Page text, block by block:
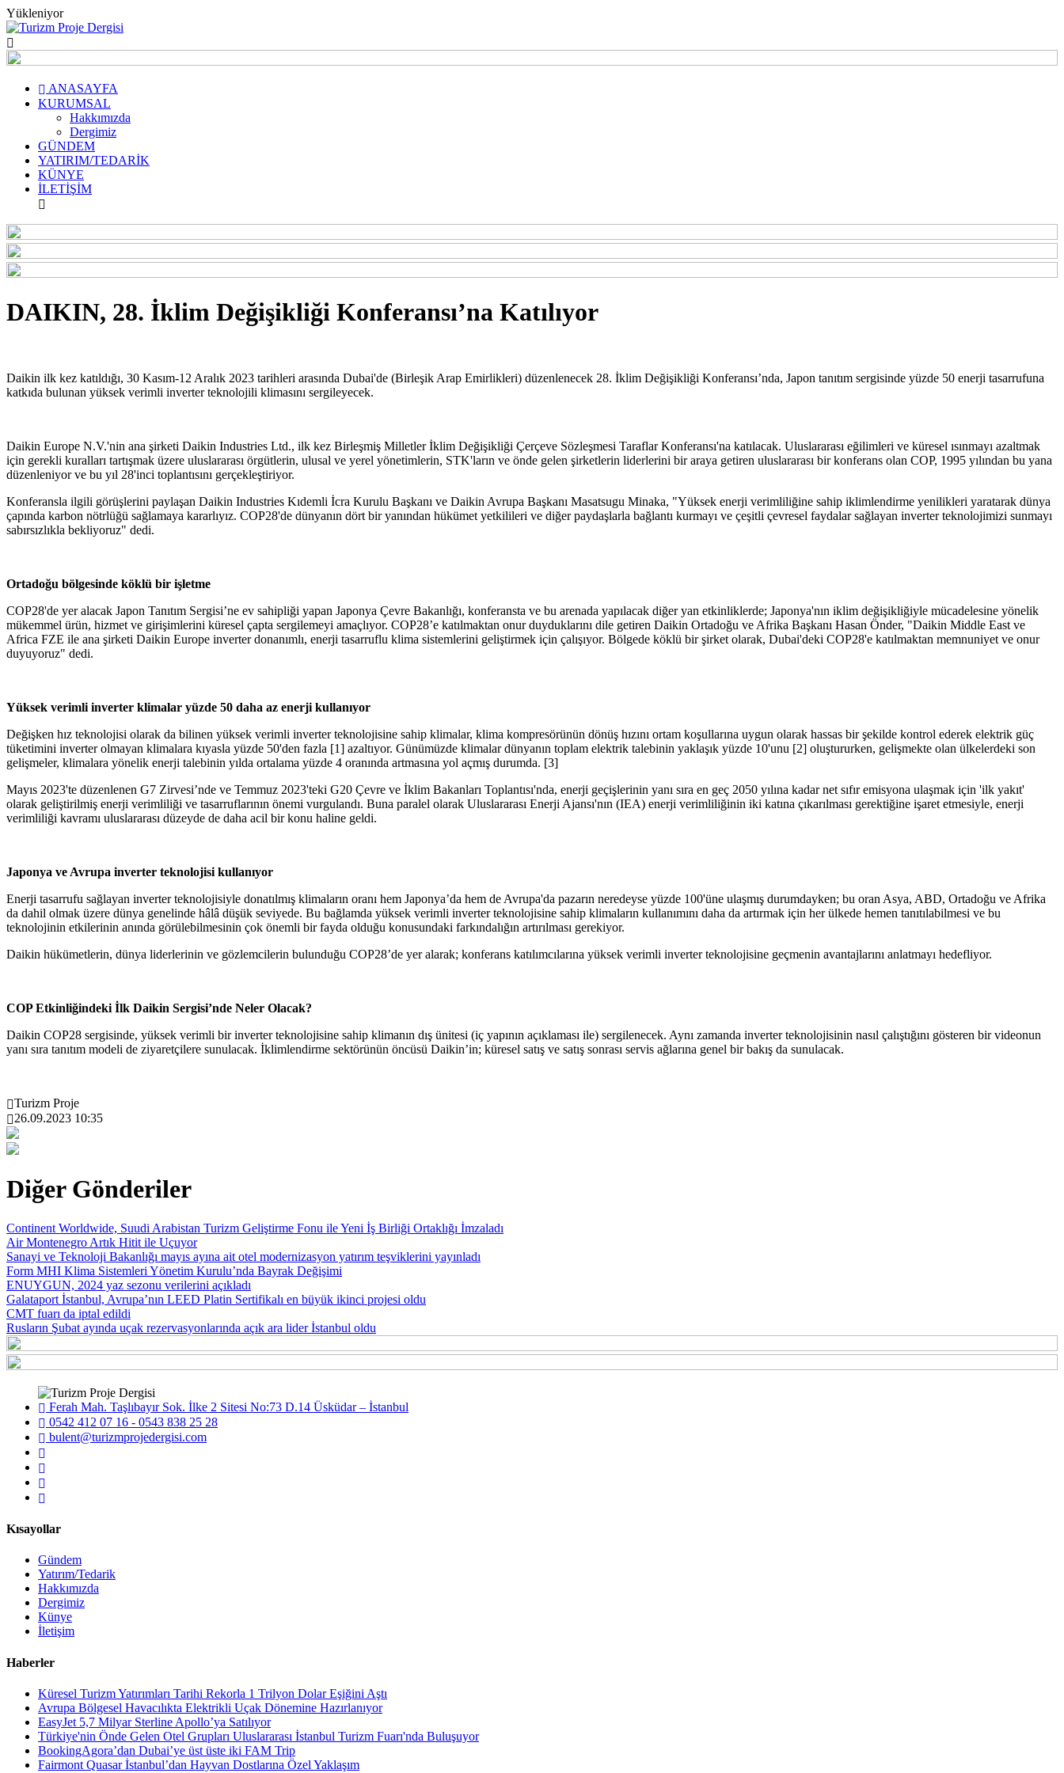
Yükleniyor
ANASAYFA
KURUMSAL
Hakkımızda
Dergimiz
GÜNDEM
YATIRIM/TEDARİK
KÜNYE
İLETİŞİM
DAIKIN, 28. İklim Değişikliği Konferansı’na Katılıyor
Daikin ilk kez katıldığı, 30 Kasım-12 Aralık 2023 tarihleri arasında Dubai'de (Birleşik Arap Emirlikleri) düzenlenecek 28. İklim Değişikliği Konferansı’nda, Japon tanıtım sergisinde yüzde 50 enerji tasarrufuna
katkıda bulunan yüksek verimli inverter teknolojili klimasını sergileyecek.
Daikin Europe N.V.'nin ana şirketi Daikin Industries Ltd., ilk kez Birleşmiş Milletler İklim Değişikliği Çerçeve Sözleşmesi Taraflar Konferansı'na katılacak. Uluslararası eğilimleri ve küresel ısınmayı azaltmak
için gerekli kuralları tartışmak üzere uluslararası örgütlerin, ulusal ve yerel yönetimlerin, STK'ların ve önde gelen şirketlerin liderlerini bir araya getiren uluslararası bir konferans olan COP, 1995 yılından bu yana
düzenleniyor ve bu yıl 28'inci toplantısını gerçekleştiriyor.
Konferansla ilgili görüşlerini paylaşan Daikin Industries Kıdemli İcra Kurulu Başkanı ve Daikin Avrupa Başkanı Masatsugu Minaka, "Yüksek enerji verimliliğine sahip iklimlendirme yenilikleri yaratarak dünya
çapında karbon nötrlüğü sağlamaya kararlıyız. COP28'de dünyanın dört bir yanından hükümet yetkilileri ve diğer paydaşlarla bağlantı kurmayı ve çeşitli çevresel faydalar sağlayan inverter teknolojimizi sunmayı
sabırsızlıkla bekliyoruz" dedi.
Ortadoğu bölgesinde köklü bir işletme
COP28'de yer alacak Japon Tanıtım Sergisi’ne ev sahipliği yapan Japonya Çevre Bakanlığı, konferansta ve bu arenada yapılacak diğer yan etkinliklerde; Japonya'nın iklim değişikliğiyle mücadelesine yönelik
mükemmel ürün, hizmet ve girişimlerini küresel çapta sergilemeyi amaçlıyor. COP28’e katılmaktan onur duyduklarını dile getiren Daikin Ortadoğu ve Afrika Başkanı Hasan Önder, "Daikin Middle East ve
Africa FZE ile ana şirketi Daikin Europe inverter donanımlı, enerji tasarruflu klima sistemlerini geliştirmek için çalışıyor. Bölgede köklü bir şirket olarak, Dubai'deki COP28'e katılmaktan memnuniyet ve onur
duyuyoruz" dedi.
Yüksek verimli inverter klimalar yüzde 50 daha az enerji kullanıyor
Değişken hız teknolojisi olarak da bilinen yüksek verimli inverter teknolojisine sahip klimalar, klima kompresörünün dönüş hızını ortam koşullarına uygun olarak hassas bir şekilde kontrol ederek elektrik güç
tüketimini inverter olmayan klimalara kıyasla yüzde 50'den fazla [1] azaltıyor. Günümüzde klimalar dünyanın toplam elektrik talebinin yaklaşık yüzde 10'unu [2] oluştururken, gelişmekte olan ülkelerdeki son
gelişmeler, klimalara yönelik enerji talebinin yılda ortalama yüzde 4 oranında artmasına yol açmış durumda. [3]
Mayıs 2023'te düzenlenen G7 Zirvesi’nde ve Temmuz 2023'teki G20 Çevre ve İklim Bakanları Toplantısı'nda, enerji geçişlerinin yanı sıra en geç 2050 yılına kadar net sıfır emisyona ulaşmak için 'ilk yakıt'
olarak geliştirilmiş enerji verimliliği ve tasarruflarının önemi vurgulandı. Buna paralel olarak Uluslararası Enerji Ajansı'nın (IEA) enerji verimliliğinin iki katına çıkarılması gerektiğine işaret etmesiyle, enerji
verimliliği kavramı uluslararası düzeyde de daha acil bir konu haline geldi.
Japonya ve Avrupa inverter teknolojisi kullanıyor
Enerji tasarrufu sağlayan inverter teknolojisiyle donatılmış klimaların oranı hem Japonya’da hem de Avrupa'da pazarın neredeyse yüzde 100'üne ulaşmış durumdayken; bu oran Asya, ABD, Ortadoğu ve Afrika
da dahil olmak üzere dünya genelinde hâlâ düşük seviyede. Bu bağlamda yüksek verimli inverter teknolojisine sahip klimaların kullanımını daha da artırmak için her ülkede hemen tanıtılabilmesi ve bu
teknolojinin etkilerinin anında görülebilmesinin çok önemli bir fayda olduğu konusundaki farkındalığın artırılması gerekiyor.
Daikin hükümetlerin, dünya liderlerinin ve gözlemcilerin bulunduğu COP28’de yer alarak; konferans katılımcılarına yüksek verimli inverter teknolojisine geçmenin avantajlarını anlatmayı hedefliyor.
COP Etkinliğindeki İlk Daikin Sergisi’nde Neler Olacak?
Daikin COP28 sergisinde, yüksek verimli bir inverter teknolojisine sahip klimanın dış ünitesi (iç yapının açıklaması ile) sergilenecek. Aynı zamanda inverter teknolojisinin nasıl çalıştığını gösteren bir videonun
yanı sıra tanıtım modeli de ziyaretçilere sunulacak. İklimlendirme sektörünün öncüsü Daikin’in; küresel satış ve satış sonrası servis ağlarına genel bir bakış da sunulacak.
Turizm Proje
26.09.2023 10:35
Diğer Gönderiler
Continent Worldwide, Suudi Arabistan Turizm Geliştirme Fonu ile Yeni İş Birliği Ortaklığı İmzaladı
Air Montenegro Artık Hitit ile Uçuyor
Sanayi ve Teknoloji Bakanlığı mayıs ayına ait otel modernizasyon yatırım teşviklerini yayınladı
Form MHI Klima Sistemleri Yönetim Kurulu’nda Bayrak Değişimi
ENUYGUN, 2024 yaz sezonu verilerini açıkladı
Galataport İstanbul, Avrupa’nın LEED Platin Sertifikalı en büyük ikinci projesi oldu
CMT fuarı da iptal edildi
Rusların Şubat ayında uçak rezervasyonlarında açık ara lider İstanbul oldu
Ferah Mah. Taşlıbayır Sok. İlke 2 Sitesi No:73 D.14 Üsküdar – İstanbul
0542 412 07 16 - 0543 838 25 28
bulent@turizmprojedergisi.com
Kısayollar
Gündem
Yatırım/Tedarik
Hakkımızda
Dergimiz
Künye
İletişim
Haberler
Küresel Turizm Yatırımları Tarihi Rekorla 1 Trilyon Dolar Eşiğini Aştı
Avrupa Bölgesel Havacılıkta Elektrikli Uçak Dönemine Hazırlanıyor
EasyJet 5,7 Milyar Sterline Apollo’ya Satılıyor
Türkiye'nin Önde Gelen Otel Grupları Uluslararası İstanbul Turizm Fuarı'nda Buluşuyor
BookingAgora’dan Dubai’ye üst üste iki FAM Trip
Fairmont Quasar İstanbul’dan Hayvan Dostlarına Özel Yaklaşım